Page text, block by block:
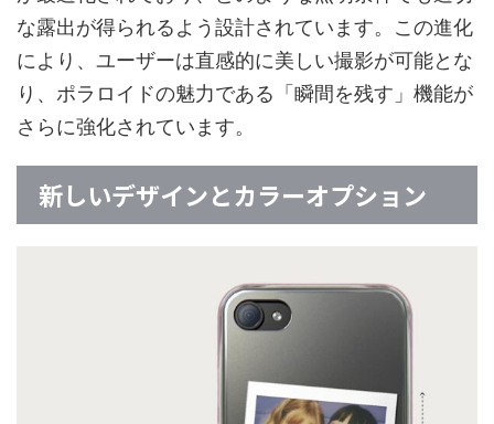
な露出が得られるよう設計されています。この進化
により、ユーザーは直感的に美しい撮影が可能とな
り、ポラロイドの魅力である「瞬間を残す」機能が
さらに強化されています。
新しいデザインとカラーオプション